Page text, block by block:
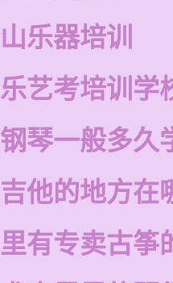
乐器培训
艺考培训学
琴一般多久
他的地方在
有专卖古筝